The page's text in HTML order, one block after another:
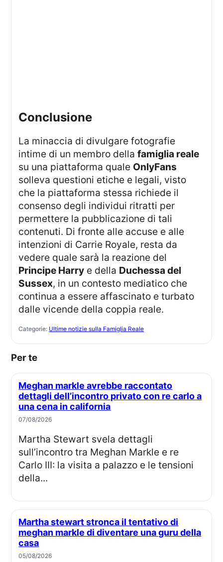
Conclusione
La minaccia di divulgare fotografie
intime di un membro dellafamiglia reale
su una piattaforma quale OnlyFans
solleva questioni etiche e legali, visto
che la piattaforma stessa richiede il
consenso degli individui ritratti per
permettere la pubblicazione di tali
contenuti. Di fronte alle accuse e alle
intenzioni di Carrie Royale, resta da
vedere quale sarà la reazione del
Principe Harry e della Duchessa del
Sussex, in un contesto mediatico che
continua a essere affascinato e turbato
dalle vicende della coppia reale.
Categorie: Ultime notizie sulla Famiglia Reale
Per te
Meghan markle avrebbe raccontato
dettagli dell’incontro privato con re carlo a
una cena in california
07/08/2026
Martha Stewart svela dettagli
sull’incontro tra Meghan Markle e re
Carlo III: la visita a palazzo e le tensioni
della...
Martha stewart stronca il tentativo di
meghan markle di diventare una guru della
casa
05/08/2026